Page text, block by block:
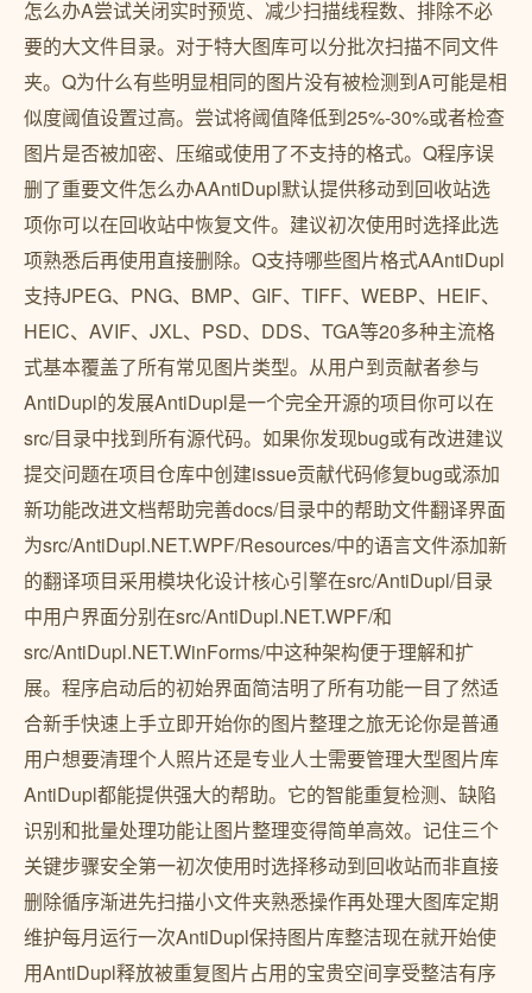
怎么办A尝试关闭实时预览、减少扫描线程数、排除不必
要的大文件目录。对于特大图库可以分批次扫描不同文件
夹。Q为什么有些明显相同的图片没有被检测到A可能是相
似度阈值设置过高。尝试将阈值降低到25%-30%或者检查
图片是否被加密、压缩或使用了不支持的格式。Q程序误
删了重要文件怎么办AAntiDupl默认提供移动到回收站选
项你可以在回收站中恢复文件。建议初次使用时选择此选
项熟悉后再使用直接删除。Q支持哪些图片格式AAntiDupl
支持JPEG、PNG、BMP、GIF、TIFF、WEBP、HEIF、
HEIC、AVIF、JXL、PSD、DDS、TGA等20多种主流格
式基本覆盖了所有常见图片类型。从用户到贡献者参与
AntiDupl的发展AntiDupl是一个完全开源的项目你可以在
src/目录中找到所有源代码。如果你发现bug或有改进建议
提交问题在项目仓库中创建issue贡献代码修复bug或添加
新功能改进文档帮助完善docs/目录中的帮助文件翻译界面
为src/AntiDupl.NET.WPF/Resources/中的语言文件添加新
的翻译项目采用模块化设计核心引擎在src/AntiDupl/目录
中用户界面分别在src/AntiDupl.NET.WPF/和
src/AntiDupl.NET.WinForms/中这种架构便于理解和扩
展。程序启动后的初始界面简洁明了所有功能一目了然适
合新手快速上手立即开始你的图片整理之旅无论你是普通
用户想要清理个人照片还是专业人士需要管理大型图片库
AntiDupl都能提供强大的帮助。它的智能重复检测、缺陷
识别和批量处理功能让图片整理变得简单高效。记住三个
关键步骤安全第一初次使用时选择移动到回收站而非直接
删除循序渐进先扫描小文件夹熟悉操作再处理大图库定期
维护每月运行一次AntiDupl保持图片库整洁现在就开始使
用AntiDupl释放被重复图片占用的宝贵空间享受整洁有序